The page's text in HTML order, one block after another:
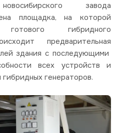
завода
площадка, на которой
гибридного
предварительная
здания с последующими
всех устройств и
генераторов.